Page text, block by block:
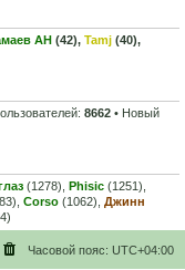
АН (42), Tamj (40),
8662 • Новый
(1278), Phisic (1251),
Corso (1062), Джинн
Часовой пояс: UTC+04:00